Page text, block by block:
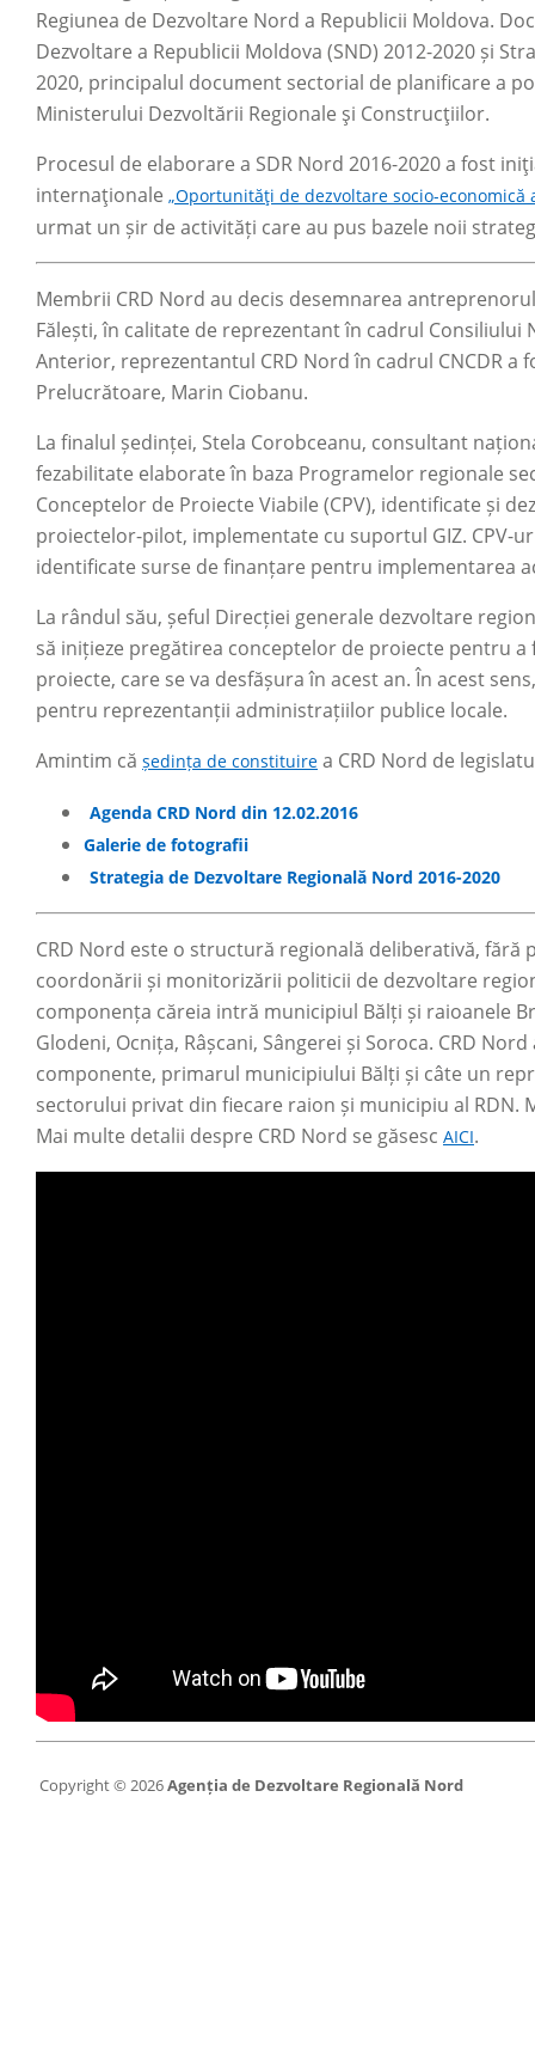
Regiunea de Dezvoltare Nord a Republicii Moldova.
Dezvoltare a Republicii Moldova (SND) 2012-2020 și
2020, principalul document sectorial de planificare a
Ministerului Dezvoltării Regionale şi Construcţiilor.
Procesul de elaborare a SDR Nord 2016-2020 a fost
internaţionale „Oportunităţi de dezvoltare socio-economică
urmat un șir de activități care au pus bazele noii
Membrii CRD Nord au decis desemnarea
Fălești, în calitate de reprezentant în cadrul Consiliului
Anterior, reprezentantul CRD Nord în cadrul CNCDR
Prelucrătoare, Marin Ciobanu.
La finalul ședinței, Stela Corobceanu, consultant
fezabilitate elaborate în baza Programelor regionale
Conceptelor de Proiecte Viabile (CPV), identificate și
proiectelor-pilot, implementate cu suportul GIZ. CPV-
identificate surse de finanțare pentru implementarea
La rândul său, șeful Direcției generale dezvoltare
să inițieze pregătirea conceptelor de proiecte pentru
proiecte, care se va desfășura în acest an. În acest
pentru reprezentanții administrațiilor publice locale.
Amintim că ședința de constituire a CRD Nord de
Agenda CRD Nord din 12.02.2016
Galerie de fotografii
Strategia de Dezvoltare Regională Nord 2016-2020
CRD Nord este o structură regională deliberativă,
coordonării și monitorizării politicii de dezvoltare
componența căreia intră municipiul Bălți și raioanele
Glodeni, Ocnița, Râșcani, Sângerei și Soroca. CRD
componente, primarul municipiului Bălți și câte un
sectorului privat din fiecare raion și municipiu al
Mai multe detalii despre CRD Nord se găsesc AICI.
Copyright © 2026Agenția de Dezvoltare Regională Nord